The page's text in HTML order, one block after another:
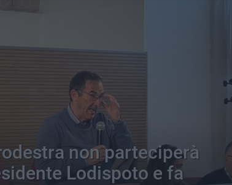
non parteciperà
Lodispoto e fa